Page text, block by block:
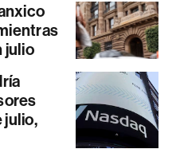
julio
julio,